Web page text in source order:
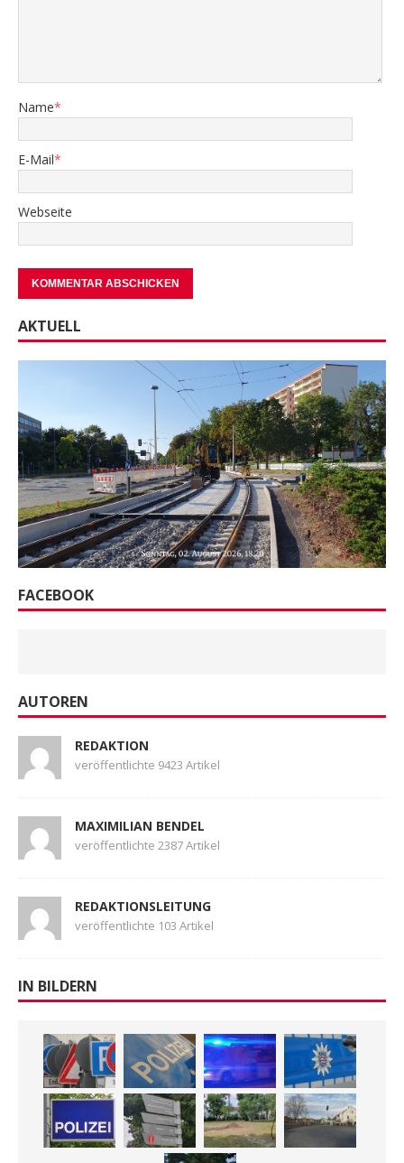
Name*
E-Mail*
Webseite
AKTUELL
FACEBOOK
AUTOREN
REDAKTION
veröffentlichte 9423 Artikel
MAXIMILIAN BENDEL
veröffentlichte 2387 Artikel
REDAKTIONSLEITUNG
veröffentlichte 103 Artikel
IN BILDERN